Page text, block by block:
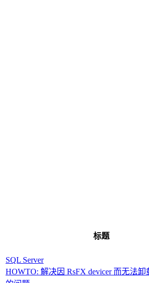
标题
SQL Server
HOWTO: 解决因 RsFX devicer 而无法卸